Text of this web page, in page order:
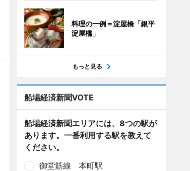
料理の一例＝淀屋橋「銀平
淀屋橋」
もっと見る
船場経済新聞VOTE
船場経済新聞エリアには、8つの駅が
あります。一番利用する駅を教えて
ください。
御堂筋線 本町駅